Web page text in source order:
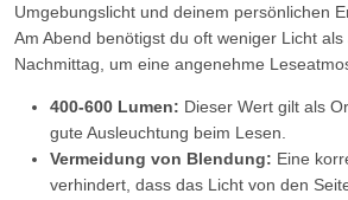
Umgebungslicht und deinem persönlichen
Am Abend benötigst du oft weniger Licht
Nachmittag, um eine angenehme
400-600 Lumen: Dieser Wert gilt als
gute Ausleuchtung beim Lesen.
Vermeidung von Blendung: Eine
verhindert, dass das Licht von den